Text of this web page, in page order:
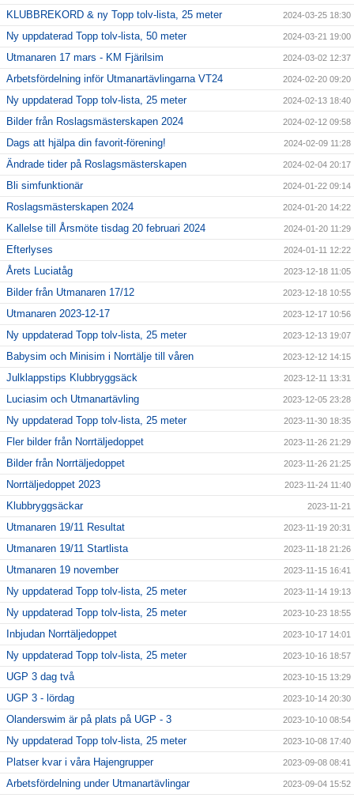
KLUBBREKORD & ny Topp tolv-lista, 25 meter 2024-03-25 18:30
Ny uppdaterad Topp tolv-lista, 50 meter 2024-03-21 19:00
Utmanaren 17 mars - KM Fjärilsim 2024-03-02 12:37
Arbetsfördelning inför Utmanartävlingarna VT24 2024-02-20 09:20
Ny uppdaterad Topp tolv-lista, 25 meter 2024-02-13 18:40
Bilder från Roslagsmästerskapen 2024 2024-02-12 09:58
Dags att hjälpa din favorit-förening! 2024-02-09 11:28
Ändrade tider på Roslagsmästerskapen 2024-02-04 20:17
Bli simfunktionär 2024-01-22 09:14
Roslagsmästerskapen 2024 2024-01-20 14:22
Kallelse till Årsmöte tisdag 20 februari 2024 2024-01-20 11:29
Efterlyses 2024-01-11 12:22
Årets Luciatåg 2023-12-18 11:05
Bilder från Utmanaren 17/12 2023-12-18 10:55
Utmanaren 2023-12-17 2023-12-17 10:56
Ny uppdaterad Topp tolv-lista, 25 meter 2023-12-13 19:07
Babysim och Minisim i Norrtälje till våren 2023-12-12 14:15
Julklappstips Klubbryggsäck 2023-12-11 13:31
Luciasim och Utmanartävling 2023-12-05 23:28
Ny uppdaterad Topp tolv-lista, 25 meter 2023-11-30 18:35
Fler bilder från Norrtäljedoppet 2023-11-26 21:29
Bilder från Norrtäljedoppet 2023-11-26 21:25
Norrtäljedoppet 2023 2023-11-24 11:40
Klubbryggsäckar 2023-11-21
Utmanaren 19/11 Resultat 2023-11-19 20:31
Utmanaren 19/11 Startlista 2023-11-18 21:26
Utmanaren 19 november 2023-11-15 16:41
Ny uppdaterad Topp tolv-lista, 25 meter 2023-11-14 19:13
Ny uppdaterad Topp tolv-lista, 25 meter 2023-10-23 18:55
Inbjudan Norrtäljedoppet 2023-10-17 14:01
Ny uppdaterad Topp tolv-lista, 25 meter 2023-10-16 18:57
UGP 3 dag två 2023-10-15 13:29
UGP 3 - lördag 2023-10-14 20:30
Olanderswim är på plats på UGP - 3 2023-10-10 08:54
Ny uppdaterad Topp tolv-lista, 25 meter 2023-10-08 17:40
Platser kvar i våra Hajengrupper 2023-09-08 08:41
Arbetsfördelning under Utmanartävlingar 2023-09-04 15:52